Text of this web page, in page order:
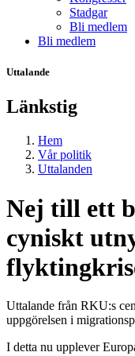
Stadgar
Bli medlem
Bli medlem
Uttalande
Länkstig
Hem
Vår politik
Uttalanden
Nej till ett
cyniskt
Uttalande från RKU:s
uppgörelsen i
I detta nu upplever